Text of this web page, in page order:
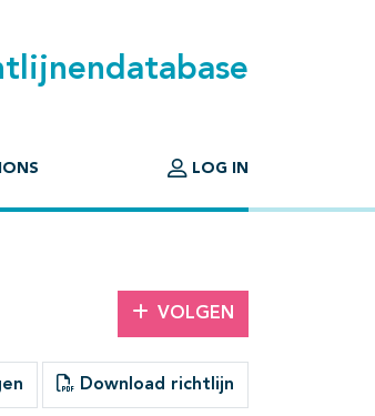
LOG IN
VOLGEN
Download richtlijn